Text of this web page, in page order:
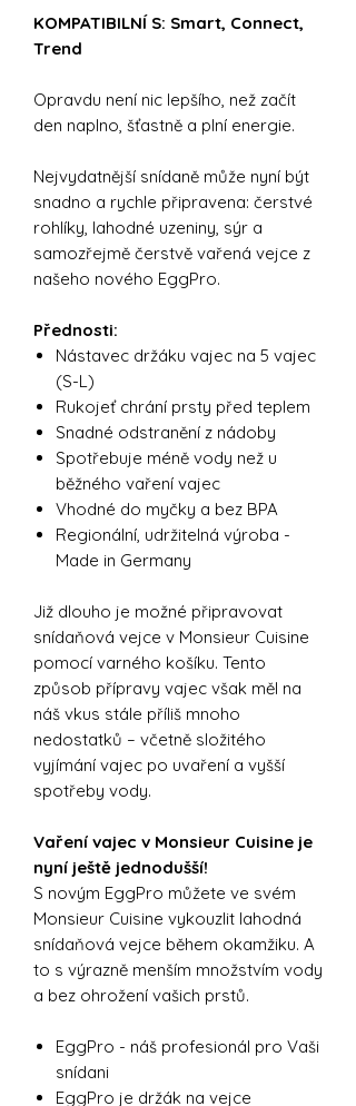
KOMPATIBILNÍ S: Smart, Connect,
Trend
Opravdu není nic lepšího, než začít
den naplno, šťastně a plní energie.
Nejvydatnější snídaně může nyní být
snadno a rychle připravena: čerstvé
rohlíky, lahodné uzeniny, sýr a
samozřejmě čerstvě vařená vejce z
našeho nového EggPro.
Přednosti:
Nástavec držáku vajec na 5 vajec
(S-L)
Rukojeť chrání prsty před teplem
Snadné odstranění z nádoby
Spotřebuje méně vody než u
běžného vaření vajec
Vhodné do myčky a bez BPA
Regionální, udržitelná výroba -
Made in Germany
Již dlouho je možné připravovat
snídaňová vejce v Monsieur Cuisine
pomocí varného košíku. Tento
způsob přípravy vajec však měl na
náš vkus stále příliš mnoho
nedostatků – včetně složitého
vyjímání vajec po uvaření a vyšší
spotřeby vody.
Vaření vajec v Monsieur Cuisine je
nyní ještě jednodušší!
S novým EggPro můžete ve svém
Monsieur Cuisine vykouzlit lahodná
snídaňová vejce během okamžiku. A
to s výrazně menším množstvím vody
a bez ohrožení vašich prstů.
EggPro - náš profesionál pro Vaši
snídani
EggPro je držák na vejce